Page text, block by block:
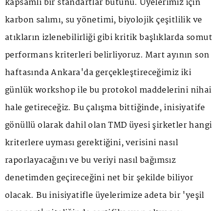
kapsamlı bir standartlar bütünü. Üyelerimiz için
karbon salımı, su yönetimi, biyolojik çeşitlilik ve
atıkların izlenebilirliği gibi kritik başlıklarda somut
performans kriterleri belirliyoruz. Mart ayının son
haftasında Ankara'da gerçekleştireceğimiz iki
günlük workshop ile bu protokol maddelerini nihai
hale getireceğiz. Bu çalışma bittiğinde, inisiyatife
gönüllü olarak dahil olan TMD üyesi şirketler hangi
kriterlere uyması gerektiğini, verisini nasıl
raporlayacağını ve bu veriyi nasıl bağımsız
denetimden geçireceğini net bir şekilde biliyor
olacak. Bu inisiyatifle üyelerimize adeta bir 'yeşil